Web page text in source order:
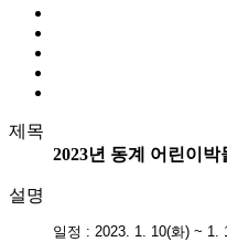
제목
2023년 동계 어린이박
설명
일정 : 2023. 1. 10(화) ~ 1.